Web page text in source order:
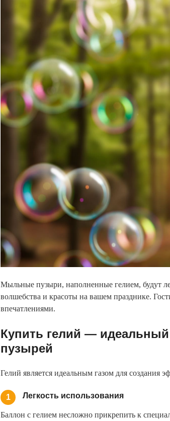
Мыльные пузыри, наполненные гелием, будут
волшебства и красоты на вашем празднике.
впечатлениями.
Купить гелий —
пузырей
Гелий является идеальным газом для
1 Легкость использования
Баллон с гелием несложно прикрепить к